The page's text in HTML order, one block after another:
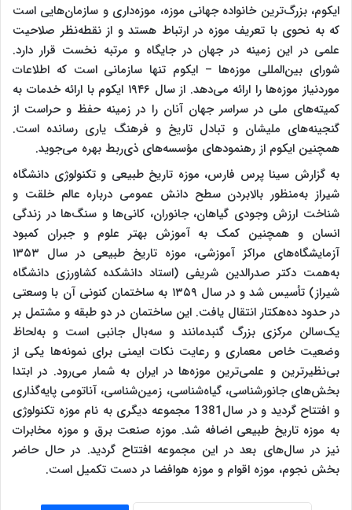
ایکوم، بزرگ‌ترین خانواده جهانی موزه، موزه‌داری و سازمان‌هایی است
که به نحوی با تعریف موزه در ارتباط هستد و از نقطه‌نظر صلاحیت
علمی در این زمینه در جهان در جایگاه و مرتبه نخست قرار دارد.
شورای بین‌المللی موزه‌ها – ایکوم تنها سازمانی است که اطلاعات
مورد‌نیاز موزه‌ها را ارائه می‌دهد. از سال ۱۹۴۶ ایکوم با ارائه خدمات به
کمیته‌های ملی در سراسر جهان آنان را در زمینه حفظ و حراست از
گنجینه‌های ملیشان و تبادل تاریخ و فرهنگ یاری رسانده است.
همچنین ایکوم از رهنمودهای مؤسسه‌های ذی‌ربط بهره می‌جوید.
به‌ گزارش سینا پرس فارس، موزه تاریخ طبیعی و تکنولوژی دانشگاه
شیراز به‌منظور بالابردن سطح دانش عمومی درباره عالم خلقت و
شناخت ارزش وجودی گیاهان، جانوران، کانی‌ها و سنگ‌ها در زندگی
انسان و همچنین کمک به آموزش بهتر علوم و جبران کمبود
آزمایشگاه‌های مراکز آموزشی، موزه تاریخ طبیعی در سال ۱۳۵۳
به‌همت دکتر صدرالدین شریفی (استاد دانشکده کشاورزی دانشگاه
شیراز) تأسیس شد و در سال ۱۳۵۹ به ساختمان کنونی آن با وسعتی
در حدود ده‌هکتار انتقال یافت. این ساختمان در دو طبقه و مشتمل بر
یک‌سالن مرکزی بزرگ گنبدمانند و سه‌بال جانبی است و به‌لحاظ
وضعیت خاص معماری و رعایت نکات ایمنی برای نمونه‌ها یکی از
بی‌نظیرترین و علمی‌ترین موزه‌ها در ایران به شمار می‌رود. در ابتدا
بخش‌های جانورشناسی، گیاه‌شناسی، زمین‌شناسی، آناتومی پایه‌گذاری
و افتتاح گردید و در سال1381 مجموعه دیگری به نام موزه تکنولوژی
به موزه تاریخ طبیعی اضافه شد. موزه صنعت برق و موزه مخابرات
نیز در سال‌های بعد در این مجموعه افتتاح گردید. در حال حاضر
بخش نجوم، موزه اقوام و موزه هوافضا در دست تکمیل است.